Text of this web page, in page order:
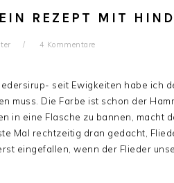
REZEPT MIT
4 Kommentare
seit Ewigkeiten habe ich
muss. Die Farbe ist schon der
in eine Flasche zu bannen, macht
Mal rechtzeitig dran gedacht,
eingefallen, wenn der Flieder